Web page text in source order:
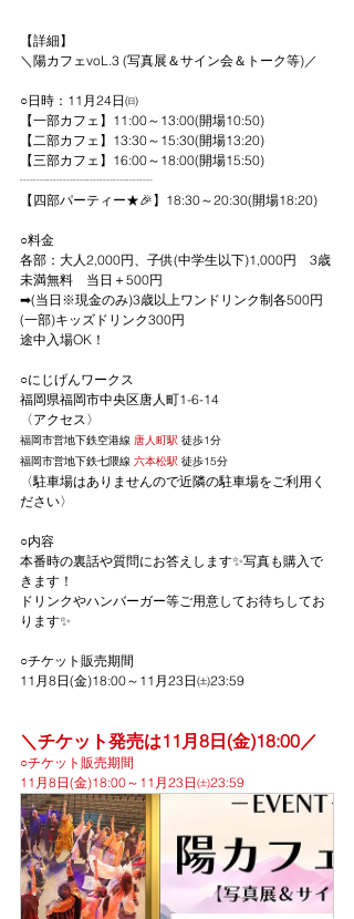
【詳細】
＼陽カフェvoL.3 (写真展＆サイン会＆トーク等)／
○日時：11月24日㈰
【一部カフェ】11:00～13:00(開場10:50)
【二部カフェ】13:30～15:30(開場13:20)
【三部カフェ】16:00～18:00(開場15:50)
┈┈┈┈┈┈┈┈┈┈
【四部パーティー★🎉】18:30～20:30(開場18:20)
○料金
各部：大人2,000円、子供(中学生以下)1,000円　3歳
未満無料　当日＋500円
➡(当日※現金のみ)3歳以上ワンドリンク制各500円
(一部)キッズドリンク300円
途中入場OK！
○にじげんワークス
福岡県福岡市中央区唐人町1-6-14
〈アクセス〉
福岡市営地下鉄空港線 唐人町駅 徒歩1分
福岡市営地下鉄七隈線 六本松駅 徒歩15分
〈駐車場はありませんので近隣の駐車場をご利用く
ださい〉
○内容
本番時の裏話や質問にお答えします✨写真も購入で
きます！
ドリンクやハンバーガー等ご用意してお待ちしてお
ります✨
○チケット販売期間
11月8日(金)18:00～11月23日㈯23:59
＼チケット発売は11月8日(金)18:00／
○チケット販売期間
11月8日(金)18:00～11月23日㈯23:59